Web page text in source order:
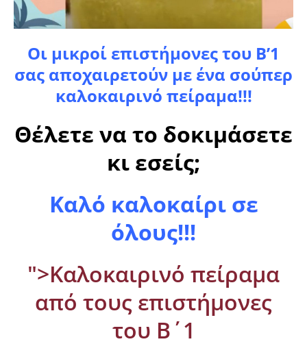
Οι μικροί επιστήμονες του Β’1
σας αποχαιρετούν με ένα σούπερ
καλοκαιρινό πείραμα!!!
Θέλετε να το δοκιμάσετε
κι εσείς;
Καλό καλοκαίρι σε
όλους!!!
">Καλοκαιρινό πείραμα
από τους επιστήμονες
του Β΄1